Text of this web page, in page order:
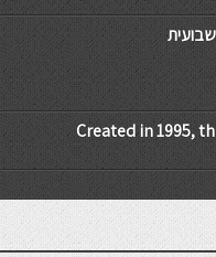
Created in 1995,